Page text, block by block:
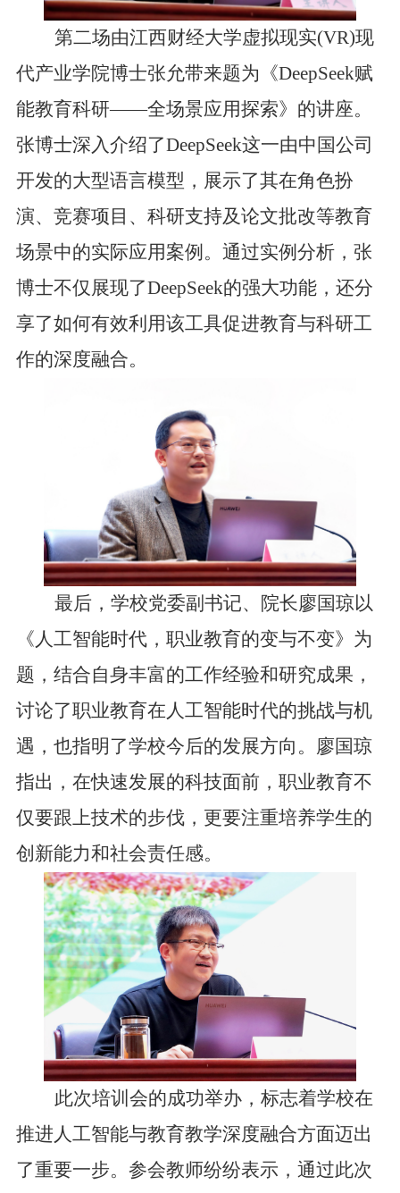
第二场由江西财经大学虚拟现实(VR)现
代产业学院博士张允带来题为《DeepSeek赋
能教育科研——全场景应用探索》 的讲座。
张博士深入介绍了DeepSeek这一由中国公司
开发的大型语言模型，展示了其在角色扮
演、竞赛项目、科研支持及论文批改等教育
场景中的实际应用案例。通过实例分析，张
博士不仅展现了DeepSeek的强大功能，还分
享了如何有效利用该工具促进教育与科研工
作的深度融合。
最后，学校党委副书记、 院长廖国琼以
《人工智能时代，职业教育的变与不变》为
题，结合自身丰富的工作经验和研究成果，
讨论了职业教育在人工智能时代的挑战与机
遇 ，也指明了学校今后的发展方向 。廖国琼
指出，在快速发展的科技面前，职业教育不
仅要跟上技术的步伐，更要注重培养学生的
创新能力和社会责任感。
此次培训会的成功举办，标志着学校在
推进人工智能与教育教学深度融合方面迈出
了重要一步。参会教师纷纷表示，通过此次